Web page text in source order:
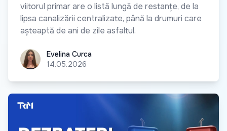
viitorul primar are o listă lungă de restanțe, de la
lipsa canalizării centralizate, până la drumuri care
așteaptă de ani de zile asfaltul.
Evelina CurcaEvelina Curca
14.05.2026